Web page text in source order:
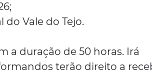
do Vale do Tejo.
a duração de 50 horas. Irá
terão direito a